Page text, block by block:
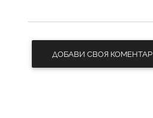
ДОБАВИ СВОЯ КОМЕНТАР